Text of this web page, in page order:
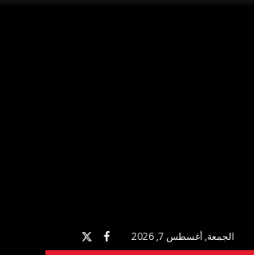
الجمعة, أغسطس 7, 2026